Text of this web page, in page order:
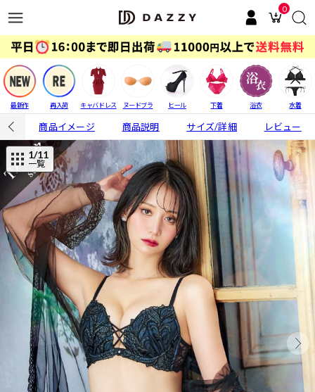
0
最新作 再入荷 キャバドレス ヌードブラ ヒール 下着 浴衣 水着
商品イメージ 商品説明 サイズ/詳細 レビュー
1/11
一覧